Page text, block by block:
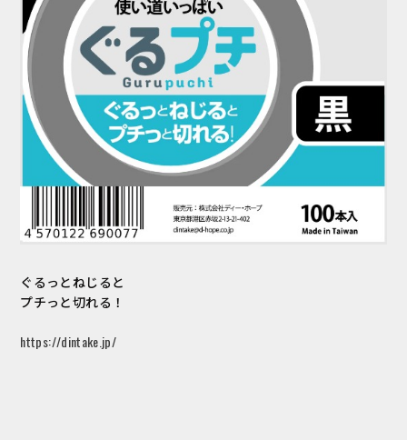
ぐるっとねじると
プチっと切れる！
https://dintake.jp/